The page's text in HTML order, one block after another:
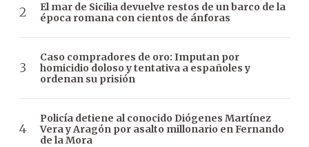
El mar de Sicilia devuelve restos de un barco de la
época romana con cientos de ánforas
Caso compradores de oro: Imputan por
homicidio doloso y tentativa a españoles y
ordenan su prisión
Policía detiene al conocido Diógenes Martínez
Vera y Aragón por asalto millonario en Fernando
de la Mora